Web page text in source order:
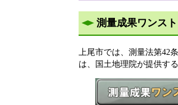
測量成果ワンス
上尾市では、測量法第42
は、国土地理院が提供す